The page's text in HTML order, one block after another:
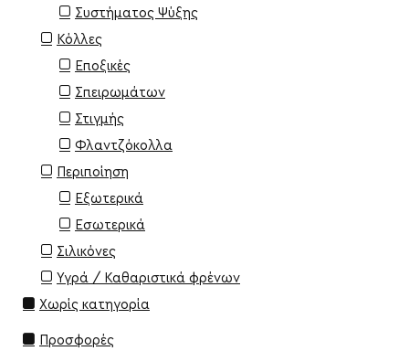
Συστήματος Ψύξης
Κόλλες
Εποξικές
Σπειρωμάτων
Στιγμής
Φλαντζόκολλα
Περιποίηση
Εξωτερικά
Εσωτερικά
Σιλικόνες
Υγρά / Καθαριστικά φρένων
Χωρίς κατηγορία
Προσφορές